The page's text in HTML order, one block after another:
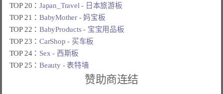
TOP 20：Japan_Travel - 日本旅游板
TOP 21：BabyMother - 妈宝板
TOP 22：BabyProducts - 宝宝用品板
TOP 23：CarShop - 买车板
TOP 24： Sex - 西斯板
TOP 25：Beauty - 表特墙
赞助商连结